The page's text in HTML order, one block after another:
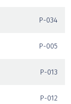
P-034
P-005
P-013
P-012